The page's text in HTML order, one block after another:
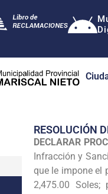
RESOLUCIÓN
DECLARAR
Infracción y
que le impone el
2,475.00